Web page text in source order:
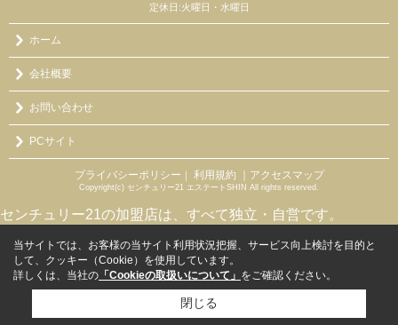
定休日:火曜日・水曜日
ホーム
会社概要
お問い合わせ
PCサイト
プライバシーポリシー ｜ 利用規約 ｜アクセスマップ
Copyright(c) センチュリー21 エステートSHIN All rights reserved.
センチュリー21の加盟店は、すべて独立・自営です。
当サイトでは、お客様の当サイト利用状況把握、サービス向上検討を目的と
して、クッキー（Cookie）を使用しています。
詳しくは、当社の 「Cookieの取扱いについて」 をご確認ください。
閉じる